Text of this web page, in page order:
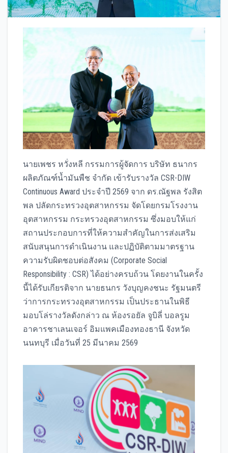
นายเพชร หวั่งหลี กรรมการผู้จัดการ บริษัท ธนากร
ผลิตภัณฑ์น้ำมันพืช จำกัด เข้ารับรางวัล CSR-DIW
Continuous Award ประจำปี 2569 จาก ดร.ณัฐพล รังสิต
พล ปลัดกระทรวงอุตสาหกรรม จัดโดยกรมโรงงาน
อุตสาหกรรม กระทรวงอุตสาหกรรม ซึ่งมอบให้แก่
สถานประกอบการที่ให้ความสำคัญในการส่งเสริม
สนับสนุนการดำเนินงาน และปฏิบัติตามมาตรฐาน
ความรับผิดชอบต่อสังคม (Corporate Social
Responsibility : CSR) ได้อย่างครบถ้วน โดยงานในครั้ง
นี้ได้รับเกียรติจาก นายธนกร วังบุญคงชนะ รัฐมนตรี
ว่าการกระทรวงอุตสาหกรรม เป็นประธานในพิธี
มอบโล่รางวัลดังกล่าว ณ ห้องรอยัล จูบิลี่ บอลรูม
อาคารชาเลนเจอร์ อิมแพคเมืองทองธานี จังหวัด
นนทบุรี เมื่อวันที่ 25 มีนาคม 2569